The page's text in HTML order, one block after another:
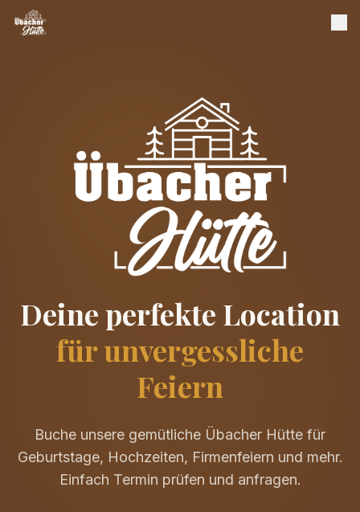
Deine perfekte Location
für unvergessliche
Feiern
Buche unsere gemütliche Übacher Hütte für
Geburtstage, Hochzeiten, Firmenfeiern und mehr.
Einfach Termin prüfen und anfragen.